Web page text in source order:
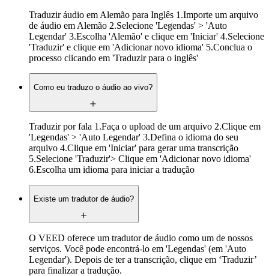
Traduzir áudio em Alemão para Inglês 1.Importe um arquivo
de áudio em Alemão 2.Selecione 'Legendas' > 'Auto
Legendar' 3.Escolha 'Alemão' e clique em 'Iniciar' 4.Selecione
'Traduzir' e clique em 'Adicionar novo idioma' 5.Conclua o
processo clicando em 'Traduzir para o inglês'
Como eu traduzo o áudio ao vivo?
Traduzir por fala 1.Faça o upload de um arquivo 2.Clique em
'Legendas' > 'Auto Legendar' 3.Defina o idioma do seu
arquivo 4.Clique em 'Iniciar' para gerar uma transcrição
5.Selecione 'Traduzir'> Clique em 'Adicionar novo idioma'
6.Escolha um idioma para iniciar a tradução
Existe um tradutor de áudio?
O VEED oferece um tradutor de áudio como um de nossos
serviços. Você pode encontrá-lo em 'Legendas' (em 'Auto
Legendar'). Depois de ter a transcrição, clique em ‘Traduzir’
para finalizar a tradução.